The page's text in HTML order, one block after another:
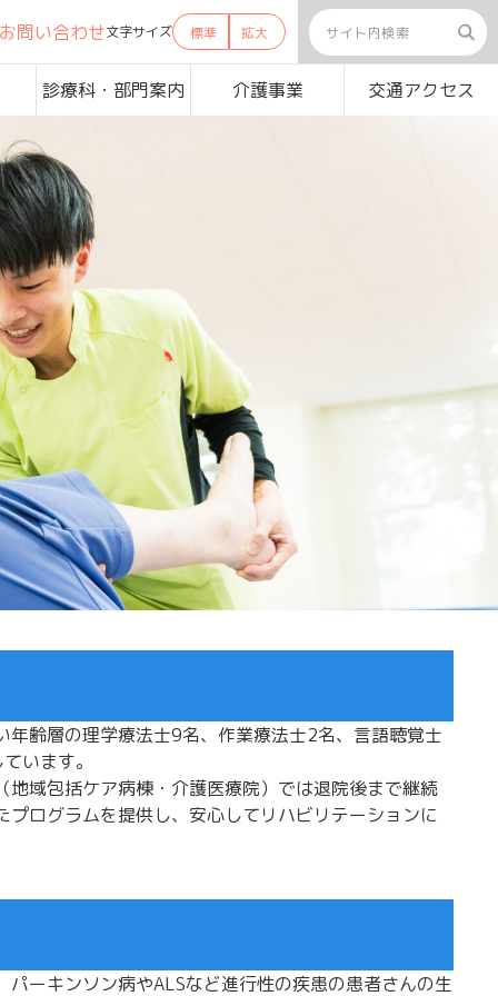
お問い合わせ文字サイズ 標準 拡大
診療科・部門案内 介護事業 交通アクセス
齢層の理学療法士9名、作業療法士2名、言語聴覚士
います。
域包括ケア病棟・介護医療院）では退院後まで継続
ログラムを提供し、安心してリハビリテーションに
ーキンソン病やALSなど進行性の疾患の患者さんの生